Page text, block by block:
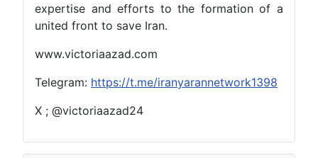
expertise and efforts to the formation of a
united front to save Iran.
www.victoriaazad.com
Telegram: https://t.me/iranyarannetwork1398
X ; @victoriaazad24